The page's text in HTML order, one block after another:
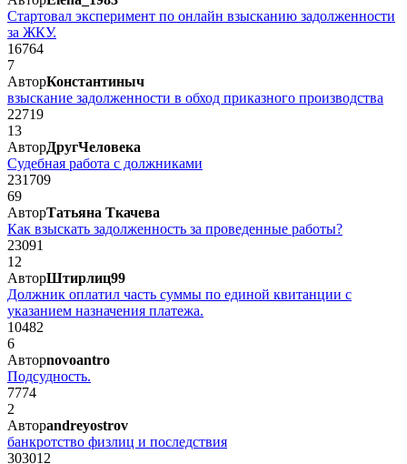
Стартовал эксперимент по онлайн взысканию задолженности
за ЖКУ.
16764
7
АвторКонстантиныч
взыскание задолженности в обход приказного производства
22719
13
АвторДругЧеловека
Судебная работа с должниками
231709
69
АвторТатьяна Ткачева
Как взыскать задолженность за проведенные работы?
23091
12
АвторШтирлиц99
Должник оплатил часть суммы по единой квитанции с
указанием назначения платежа.
10482
6
Авторnovoantro
Подсудность.
7774
2
Авторandreyostrov
банкротство физлиц и последствия
303012